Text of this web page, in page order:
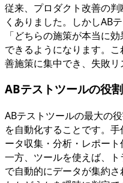
従来、プロダクト改善の
くありました。しかしAB
「どちらの施策が本当に
できるようになります。
善施策に集中でき、失敗リ
ABテストツールの役
ABテストツールの最大の
を自動化することです。
ータ収集・分析・レポート
一方、ツールを使えば、
で自動的にデータが集約